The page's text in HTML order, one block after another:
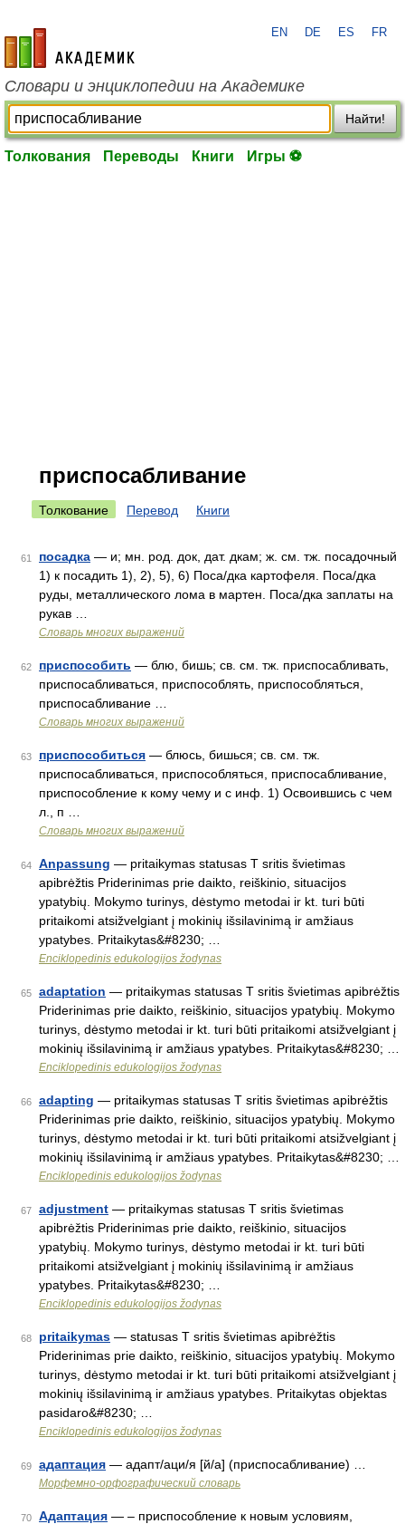
academic.ru
EN DE ES FR
Словари и энциклопедии на Академике
Найти!
Толкования Переводы Книги Игры ⚽
приспосабливание
Толкование Перевод Книги
61 посадка — и; мн. род. док, дат. дкам; ж. см. тж. посадочный
1) к посадить 1), 2), 5), 6) Поса/дка картофеля. Поса/дка
руды, металлического лома в мартен. Поса/дка заплаты на
рукав …
Словарь многих выражений
62 приспособить — блю, бишь; св. см. тж. приспосабливать,
приспосабливаться, приспособлять, приспособляться,
приспосабливание …
Словарь многих выражений
63 приспособиться — блюсь, бишься; св. см. тж.
приспосабливаться, приспособляться, приспосабливание,
приспособление к кому чему и с инф. 1) Освоившись с чем
л., п …
Словарь многих выражений
64 Anpassung — pritaikymas statusas T sritis švietimas
apibrėžtis Priderinimas prie daikto, reiškinio, situacijos
ypatybių. Mokymo turinys, dėstymo metodai ir kt. turi būti
pritaikomi atsižvelgiant į mokinių išsilavinimą ir amžiaus
ypatybes. Pritaikytas&#8230; …
Enciklopedinis edukologijos žodynas
65 adaptation — pritaikymas statusas T sritis švietimas apibrėžtis
Priderinimas prie daikto, reiškinio, situacijos ypatybių. Mokymo
turinys, dėstymo metodai ir kt. turi būti pritaikomi atsižvelgiant į
mokinių išsilavinimą ir amžiaus ypatybes. Pritaikytas&#8230; …
Enciklopedinis edukologijos žodynas
66 adapting — pritaikymas statusas T sritis švietimas apibrėžtis
Priderinimas prie daikto, reiškinio, situacijos ypatybių. Mokymo
turinys, dėstymo metodai ir kt. turi būti pritaikomi atsižvelgiant į
mokinių išsilavinimą ir amžiaus ypatybes. Pritaikytas&#8230; …
Enciklopedinis edukologijos žodynas
67 adjustment — pritaikymas statusas T sritis švietimas
apibrėžtis Priderinimas prie daikto, reiškinio, situacijos
ypatybių. Mokymo turinys, dėstymo metodai ir kt. turi būti
pritaikomi atsižvelgiant į mokinių išsilavinimą ir amžiaus
ypatybes. Pritaikytas&#8230; …
Enciklopedinis edukologijos žodynas
68 pritaikymas — statusas T sritis švietimas apibrėžtis
Priderinimas prie daikto, reiškinio, situacijos ypatybių. Mokymo
turinys, dėstymo metodai ir kt. turi būti pritaikomi atsižvelgiant į
mokinių išsilavinimą ir amžiaus ypatybes. Pritaikytas objektas
pasidaro&#8230; …
Enciklopedinis edukologijos žodynas
69 адаптация — адапт/аци/я [й/а] (приспосабливание) …
Морфемно-орфографический словарь
70 Адаптация — – приспособление к новым условиям,